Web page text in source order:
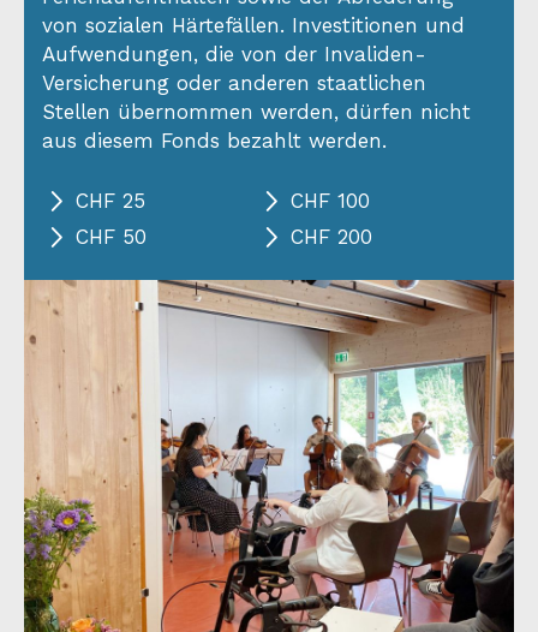
von sozialen Härtefällen. Investitionen und
Aufwendungen, die von der Invaliden-
Versicherung oder anderen staatlichen
Stellen übernommen werden, dürfen nicht
aus diesem Fonds bezahlt werden.
CHF 25
CHF 50
CHF 100
CHF 200